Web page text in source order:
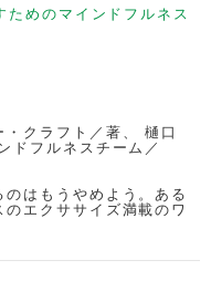
ためのマインドフルネス
・クラフト／著、 樋口
ドフルネスチーム／
はもうやめよう。ある
エクササイズ満載のワ